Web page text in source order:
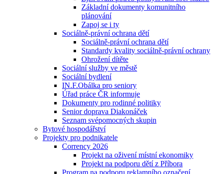
Základní dokumenty komunitního
plánování
Zapoj se i ty
Sociálně-právní ochrana dětí
Sociálně-právní ochrana dětí
Standardy kvality sociálně-právní ochrany
Ohrožení dítěte
Sociální služby ve městě
Sociální bydlení
IN.F.Obálka pro seniory
Úřad práce ČR informuje
Dokumenty pro rodinné politiky
Senior doprava Diakonáček
Seznam svépomocných skupin
Bytové hospodářství
Projekty pro podnikatele
Corrency 2026
Projekt na oživení místní ekonomiky
Projekt na podporu dětí z Příbora
Program na podporu reklamního označení